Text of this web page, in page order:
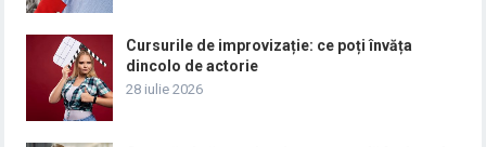
Cursurile de improvizație: ce poți învăța
dincolo de actorie
28 iulie 2026